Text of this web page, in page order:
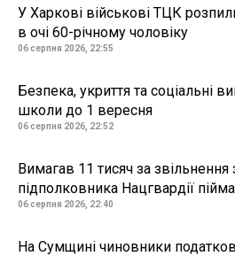
У Харкові військові ТЦК
в очі 60-річному чоловіку
06 серпня 2026, 22:55
Безпека, укриття та соціальні
школи до 1 вересня
06 серпня 2026, 22:52
Вимагав 11 тисяч за звільнення
підполковника Нацгвардії
06 серпня 2026, 22:40
На Сумщині чиновники